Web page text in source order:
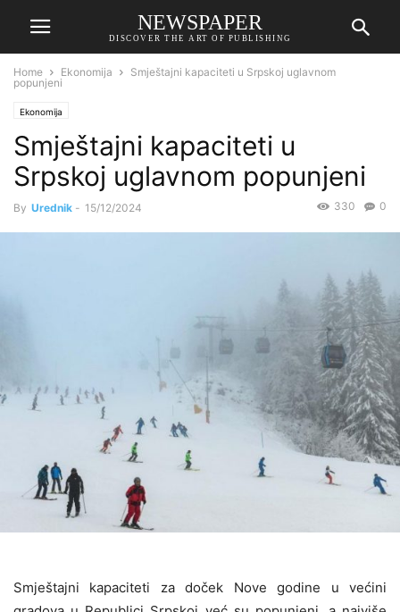
NEWSPAPER
DISCOVER THE ART OF PUBLISHING
Home Ekonomija
Smještajni kapaciteti u Srpskoj uglavnom
popunjeni
Ekonomija
Smještajni kapaciteti u
Srpskoj uglavnom popunjeni
By Urednik - 15/12/2024 0
330
Smještajni kapaciteti za doček Nove godine u većini